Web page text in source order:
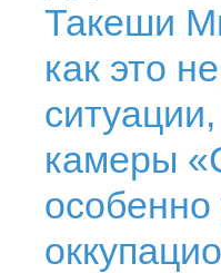
Такеши
как это
камеры
особенно